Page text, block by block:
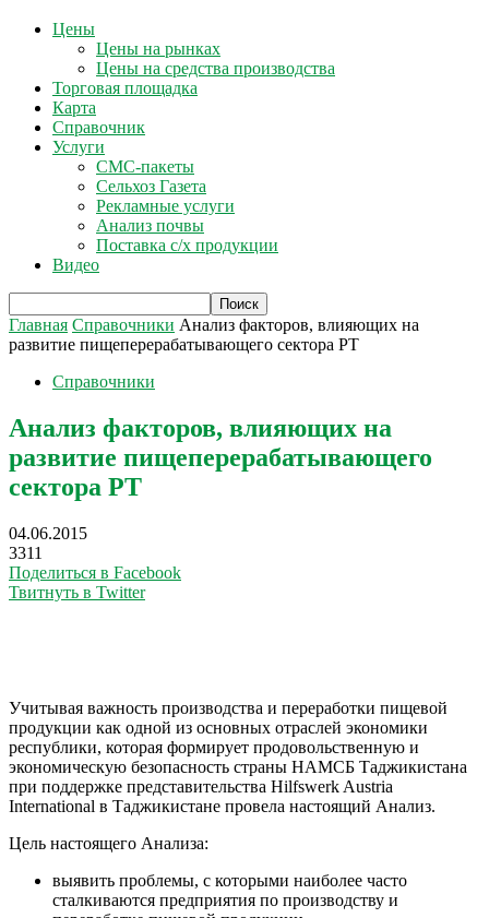
Цены
Цены на рынках
Цены на средства производства
Торговая площадка
Карта
Справочник
Услуги
СМС-пакеты
Сельхоз Газета
Рекламные услуги
Анализ почвы
Поставка с/х продукции
Видео
Главная Справочники Анализ факторов, влияющих на
развитие пищеперерабатывающего сектора РТ
Справочники
Анализ факторов, влияющих на
развитие пищеперерабатывающего
сектора РТ
04.06.2015
3311
Поделиться в Facebook
Твитнуть в Twitter
Учитывая важность производства и переработки пищевой
продукции как одной из основных отраслей экономики
республики, которая формирует продовольственную и
экономическую безопасность страны НАМСБ Таджикистана
при поддержке представительства Hilfswerk Austria
International в Таджикистане провела настоящий Анализ.
Цель настоящего Анализа:
выявить проблемы, с которыми наиболее часто
сталкиваются предприятия по производству и